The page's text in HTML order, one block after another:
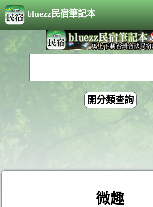
bluezz民宿筆記本
開分類查詢
微趣